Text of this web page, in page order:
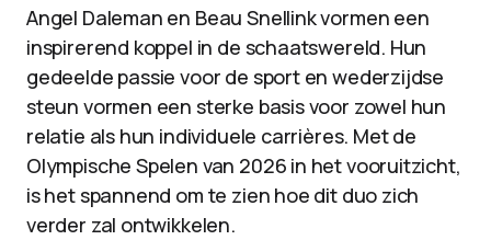
Angel Daleman en Beau Snellink vormen een
inspirerend koppel in de schaatswereld. Hun
gedeelde passie voor de sport en wederzijdse
steun vormen een sterke basis voor zowel hun
relatie als hun individuele carrières. Met de
Olympische Spelen van 2026 in het vooruitzicht,
is het spannend om te zien hoe dit duo zich
verder zal ontwikkelen.